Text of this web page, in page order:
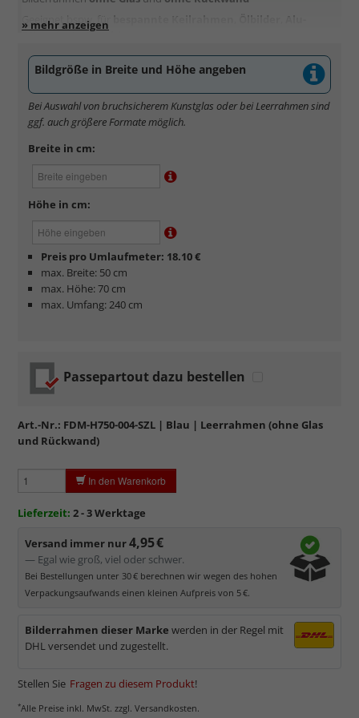
Geeignet bspw. für
Kaschierungen
Bildgröße in Breite und Höhe angeben
Bei Auswahl von bruchsicherem Kunstglas oder bei Leerrahmen sind
ggf. auch größere Formate möglich.
Breite in cm:
Höhe in cm:
Preis pro Umlaufmeter: 18.10 €
max. Breite: 50 cm
max. Höhe: 70 cm
max. Umfang: 240 cm
Passepartout dazu bestellen
Art.-Nr.: FDM-H750-004-SZL | Blau | Leerrahmen (ohne Glas
und Rückwand)
In den Warenkorb
Lieferzeit: 2 - 3 Werktage
Versand immer nur4,95 €
— Egal wie groß, viel oder schwer.
Bei Bestellungen unter 30 € berechnen wir wegen des hohen
Verpackungsaufwands einen kleinen Aufpreis von 5 €.
Bilderrahmen dieser Marke werden in der Regel mit
DHL versendet und zugestellt.
Stellen Sie Fragen zu diesem Produkt!
*Alle Preise inkl. MwSt. zzgl. Versandkosten.